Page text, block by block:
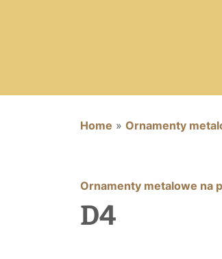
Home » Ornamenty
Ornamenty metalowe na
D4